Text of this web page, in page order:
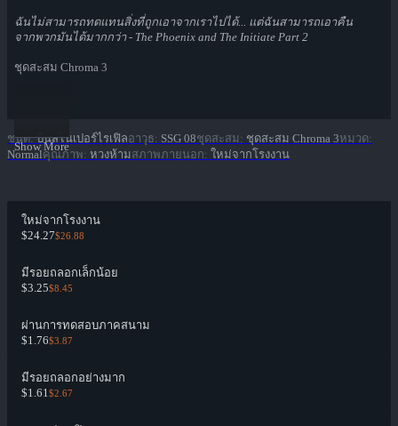
ฉันไม่สามารถทดแทนสิ่งที่ถูกเอาจากเราไปได้... แต่ฉันสามารถเอาคืน
จากพวกมันได้มากกว่า - The Phoenix and The Initiate Part 2
ชุดสะสม Chroma 3
Show More
ชนิด: ปืนสไนเปอร์ไรเฟิลอาวุธ: SSG 08ชุดสะสม : ชุดสะสม Chroma 3หมวด:
Normalคุณภาพ: หวงห้ามสภาพภายนอก: ใหม่จากโรงงาน
ใหม่จากโรงงาน
$24.27$26.88
มีรอยถลอกเล็กน้อย
$3.25$8.45
ผ่านการทดสอบภาคสนาม
$1.76$3.87
มีรอยถลอกอย่างมาก
$1.61$2.67